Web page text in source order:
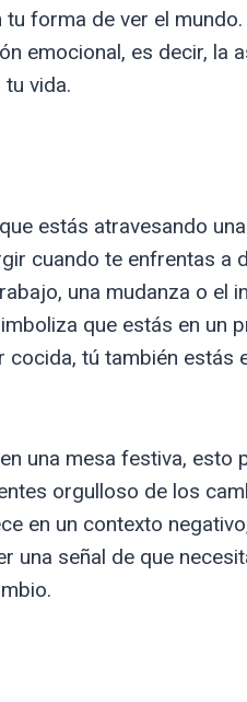
forma de ver el
emocional, es decir, la
vida.
estás atravesando
cuando te enfrentas a
una mudanza o el
que estás en un
tú también estás
una mesa festiva, esto
orgulloso de los
en un contexto
una señal de que